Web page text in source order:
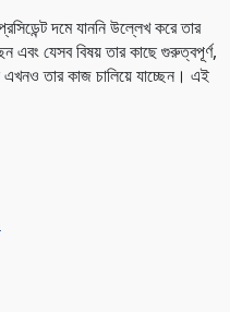
দমে যাননি উল্লেখ করে তার
এবং যেসব বিষয় তার কাছে গুরুত্বপূর্ণ,
এখনও তার কাজ চালিয়ে যাচ্ছেন। এই